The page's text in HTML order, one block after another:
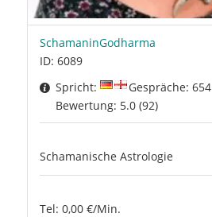
SchamaninGodharma
ID: 6089
Spricht:
Gespräche: 654
Bewertung: 5.0 (92)
Schamanische Astrologie
Tel: 0,00 €/Min.